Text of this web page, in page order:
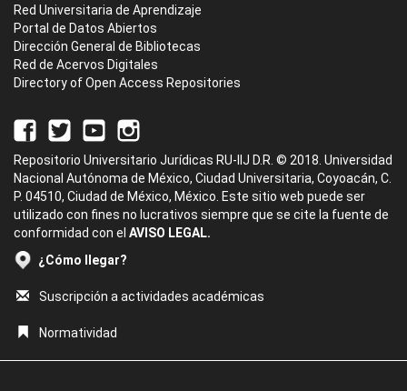
Red Universitaria de Aprendizaje
Portal de Datos Abiertos
Dirección General de Bibliotecas
Red de Acervos Digitales
Directory of Open Access Repositories
Repositorio Universitario Jurídicas RU-IIJ D.R. © 2018. Universidad
Nacional Autónoma de México, Ciudad Universitaria, Coyoacán, C.
P. 04510, Ciudad de México, México. Este sitio web puede ser
utilizado con fines no lucrativos siempre que se cite la fuente de
conformidad con el AVISO LEGAL.
¿Cómo llegar?
Suscripción a actividades académicas
Normatividad